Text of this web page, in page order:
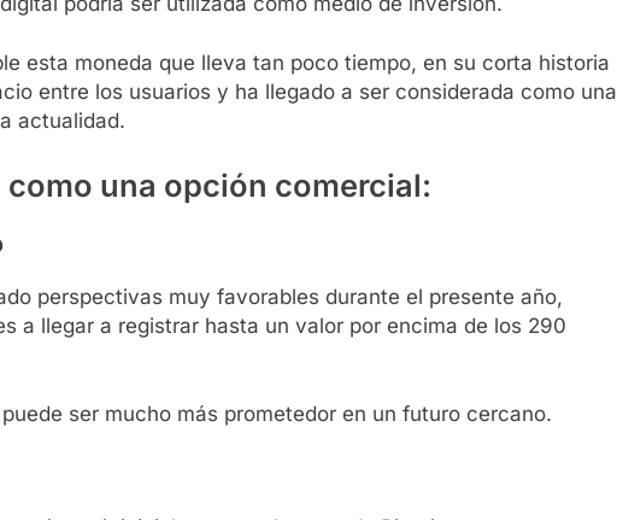
esta moneda que lleva tan poco tiempo, en su corta historia
entre los usuarios y ha llegado a ser considerada como una
actualidad.
una opción comercial:
perspectivas muy favorables durante el presente año,
a llegar a registrar hasta un valor por encima de los 290
puede ser mucho más prometedor en un futuro cercano.